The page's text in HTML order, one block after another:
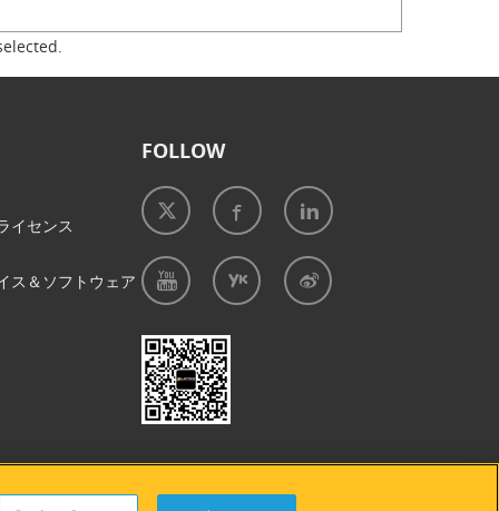
イセンス
ス＆ソフトウェア
FOLLOW